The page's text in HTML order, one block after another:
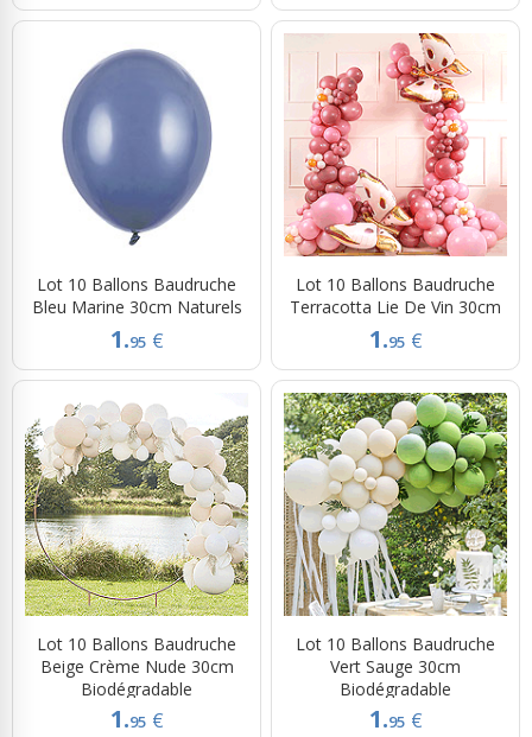
Lot 10 Ballons Baudruche
Bleu Marine 30cm Naturels
1.95 €
Lot 10 Ballons Baudruche
Terracotta Lie De Vin 30cm
1.95 €
Lot 10 Ballons Baudruche
Beige Crème Nude 30cm
Biodégradable
1.95 €
Lot 10 Ballons Baudruche
Vert Sauge 30cm
Biodégradable
1.95 €